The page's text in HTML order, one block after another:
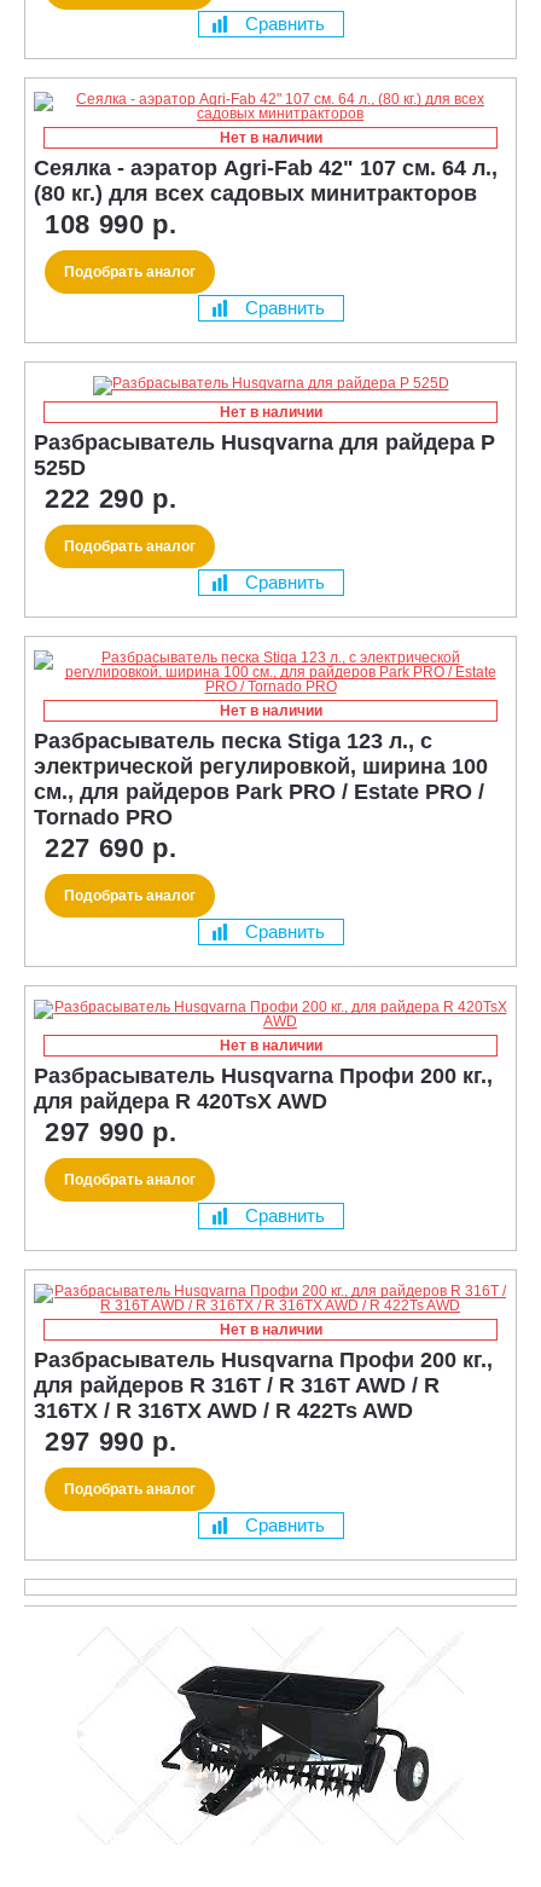
Сравнить
Нет в наличии
Сеялка - аэратор Agri-Fab 42" 107 см. 64 л.,
(80 кг.) для всех садовых минитракторов
108 990 р.
Подобрать аналог
Сравнить
Нет в наличии
Разбрасыватель Husqvarna для райдера P
525D
222 290 р.
Подобрать аналог
Сравнить
Нет в наличии
Разбрасыватель песка Stiga 123 л., с
электрической регулировкой, ширина 100
см., для райдеров Park PRO / Estate PRO /
Tornado PRO
227 690 р.
Подобрать аналог
Сравнить
Нет в наличии
Разбрасыватель Husqvarna Профи 200 кг.,
для райдера R 420TsX AWD
297 990 р.
Подобрать аналог
Сравнить
Нет в наличии
Разбрасыватель Husqvarna Профи 200 кг.,
для райдеров R 316T / R 316T AWD / R
316TX / R 316TX AWD / R 422Ts AWD
297 990 р.
Подобрать аналог
Сравнить